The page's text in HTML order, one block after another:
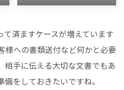
て済ますケースが増えています
様への書類送付など何かと必要
相手に伝える大切な文書でもあ
をしておきたいですね。